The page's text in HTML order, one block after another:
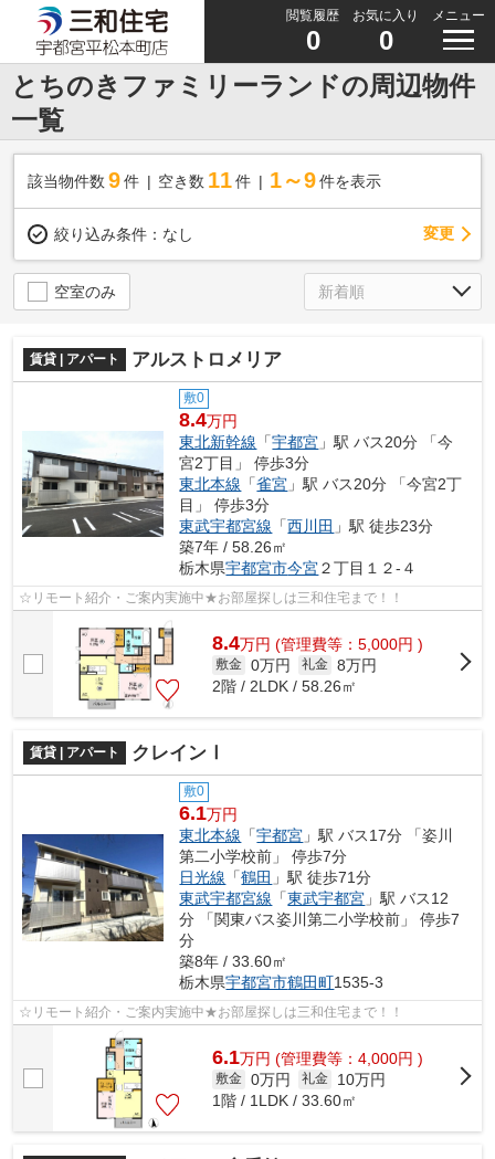
閲覧履歴
0
お気に入り
0
メニュー
とちのきファミリーランドの周辺物件
一覧
該当物件数 9件 空き数 11 件 1～9 件を表示
絞り込み条件： なし 変更
空室のみ
賃貸 | アパート アルストロメリア
敷0
8.4万円
東北新幹線 「宇都宮 」駅 バス20分 「今
宮2丁目」 停歩3分
東北本線 「雀宮 」駅 バス20分 「今宮2丁
目」 停歩3分
東武宇都宮線 「西川田 」駅 徒歩23分
築7年 / 58.26㎡
栃木県宇都宮市今宮２丁目１２-４
☆リモート紹介・ご案内実施中★お部屋探しは三和住宅まで！！
8.4万円 (管理費等：5,000円 )
敷金 0万円 礼金 8万円
2階 / 2LDK / 58.26㎡
賃貸 | アパート クレインⅠ
敷0
6.1万円
東北本線 「宇都宮 」駅 バス17分 「姿川
第二小学校前」 停歩7分
日光線 「鶴田 」駅 徒歩71分
東武宇都宮線 「東武宇都宮 」駅 バス12
分 「関東バス姿川第二小学校前」 停歩7
分
築8年 / 33.60㎡
栃木県宇都宮市鶴田町1535-3
☆リモート紹介・ご案内実施中★お部屋探しは三和住宅まで！！
6.1万円 (管理費等：4,000円 )
敷金 0万円 礼金
10万円
1階 / 1LDK / 33.60㎡